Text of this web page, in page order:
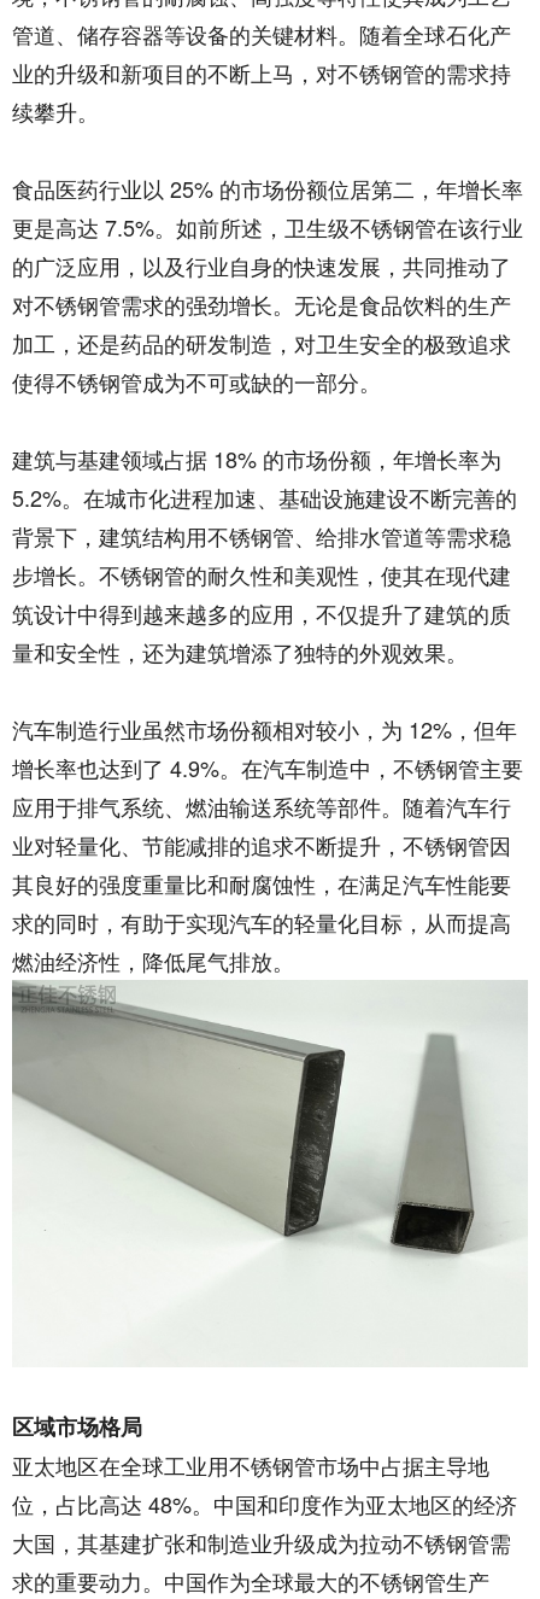
管道、储存容器等设备的关键材料。随着全球石化产
业的升级和新项目的不断上马，对不锈钢管的需求持
续攀升。​
食品医药行业以 25% 的市场份额位居第二，年增长率
更是高达 7.5%。如前所述，卫生级不锈钢管在该行业
的广泛应用，以及行业自身的快速发展，共同推动了
对不锈钢管需求的强劲增长。无论是食品饮料的生产
加工，还是药品的研发制造，对卫生安全的极致追求
使得不锈钢管成为不可或缺的一部分。​
建筑与基建领域占据 18% 的市场份额，年增长率为
5.2%。在城市化进程加速、基础设施建设不断完善的
背景下，建筑结构用不锈钢管、给排水管道等需求稳
步增长。不锈钢管的耐久性和美观性，使其在现代建
筑设计中得到越来越多的应用，不仅提升了建筑的质
量和安全性，还为建筑增添了独特的外观效果。​
汽车制造行业虽然市场份额相对较小，为 12%，但年
增长率也达到了 4.9%。在汽车制造中，不锈钢管主要
应用于排气系统、燃油输送系统等部件。随着汽车行
业对轻量化、节能减排的追求不断提升，不锈钢管因
其良好的强度重量比和耐腐蚀性，在满足汽车性能要
求的同时，有助于实现汽车的轻量化目标，从而提高
燃油经济性，降低尾气排放。
区域市场格局​
亚太地区在全球工业用不锈钢管市场中占据主导地
位，占比高达 48%。中国和印度作为亚太地区的经济
大国，其基建扩张和制造业升级成为拉动不锈钢管需
求的重要动力。中国作为全球最大的不锈钢管生产